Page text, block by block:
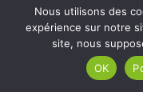
Nous utilisons des
expérience sur notre
site, nous
OK